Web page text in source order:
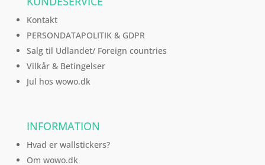
Kontakt
PERSONDATAPOLITIK & GDPR
Salg til Udlandet/ Foreign countries
Vilkår & Betingelser
Jul hos wowo.dk
INFORMATION
Hvad er wallstickers?
Om wowo.dk